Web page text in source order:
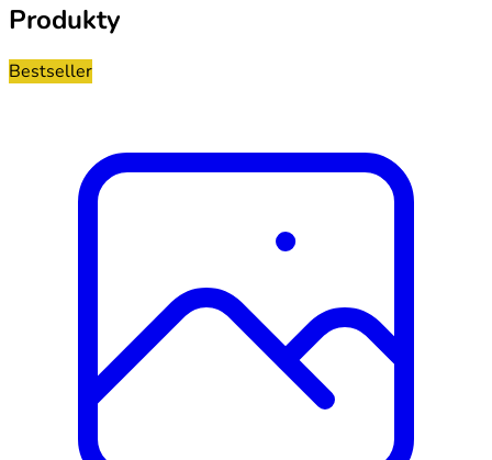
Produkty
Bestseller